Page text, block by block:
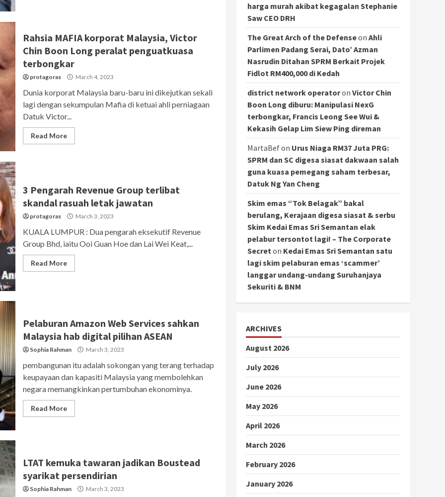
Rahsia MAFIA korporat Malaysia, Victor
Chin Boon Long peralat penguatkuasa
terbongkar
protagoras March 4, 2023
Dunia korporat Malaysia baru-baru ini dikejutkan sekali
lagi dengan sekumpulan Mafia di ketuai ahli perniagaan
Datuk Victor...
Read More
3 Pengarah Revenue Group terlibat
skandal rasuah letak jawatan
protagoras March 3, 2023
KUALA LUMPUR : Dua pengarah eksekutif Revenue
Group Bhd, iaitu Ooi Guan Hoe dan Lai Wei Keat,...
Read More
Pelaburan Amazon Web Services sahkan
Malaysia hab digital pilihan ASEAN
Sophia Rahman March 3, 2023
pembangunan itu adalah sokongan yang terang terhadap
keupayaan dan kapasiti Malaysia yang membolehkan
negara memangkinkan pertumbuhan ekonominya.
Read More
LTAT kemuka tawaran jadikan Boustead
syarikat persendirian
Sophia Rahman March 3, 2023
harga murah akibat kegagalan Stephanie
Saw CEO DRH
The Great Arch of the Defenseon Ahli
Parlimen Padang Serai, Dato’ Azman
Nasrudin Ditahan SPRM Berkait Projek
Fidlot RM400,000 di Kedah
district network operatoron Victor Chin
Boon Long diburu: Manipulasi NexG
terbongkar, Francis Leong See Wui &
Kekasih Gelap Lim Siew Ping direman
MartaBefon Urus Niaga RM37 Juta PRG:
SPRM dan SC digesa siasat dakwaan salah
guna kuasa pemegang saham terbesar,
Datuk Ng Yan Cheng
Skim emas “Tok Belagak” bakal
berulang, Kerajaan digesa siasat & serbu
Skim Kedai Emas Sri Semantan elak
pelabur tersontot lagi! – The Corporate
Secret on Kedai Emas Sri Semantan satu
lagi skim pelaburan emas ‘scammer’
langgar undang-undang Suruhanjaya
Sekuriti & BNM
ARCHIVES
August 2026
July 2026
June 2026
May 2026
April 2026
March 2026
February 2026
January 2026